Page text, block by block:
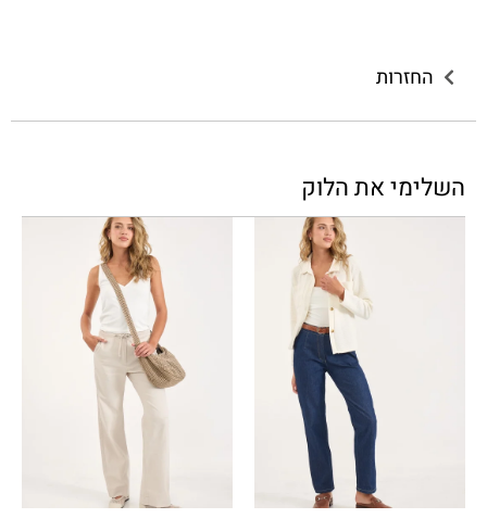
החזרות
השלימי את הלוק